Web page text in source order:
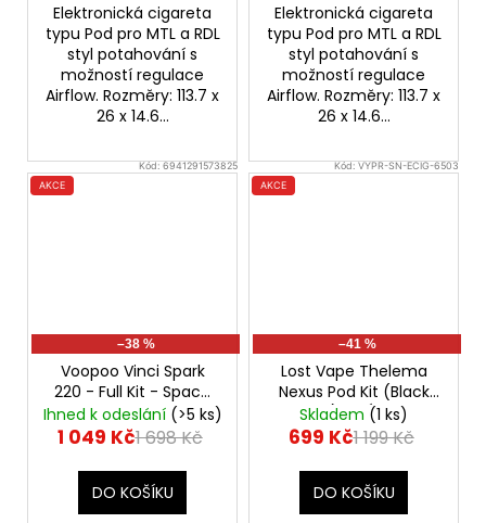
Elektronická cigareta
typu Pod pro MTL a RDL
styl potahování s
možností regulace
Airflow. Rozměry: 113.7 x
26 x 14.6...
Elektronická cigareta
typu Pod pro MTL a RDL
styl potahování s
možností regulace
Airflow. Rozměry: 113.7 x
26 x 14.6...
Kód:6941291573825
AKCE
–38 %
Voopoo Vinci Spark
220 - Full Kit - Space
Blue s UFORCE-X Tank
Ihned k odeslání (>5 ks)
1 049 Kč1 698 Kč
DO KOŠÍKU
Kód:VYPR-SN-ECIG-6503
AKCE
–41 %
Lost Vape Thelema
Nexus Pod Kit (Black
Carbon) - VÝPRODEJ.
Skladem (1 ks)
699 Kč1 199 Kč
DO KOŠÍKU